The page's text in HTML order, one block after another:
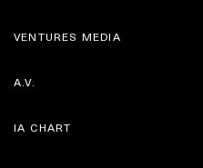
VENTURES MEDIA
A.V.
IA CHART